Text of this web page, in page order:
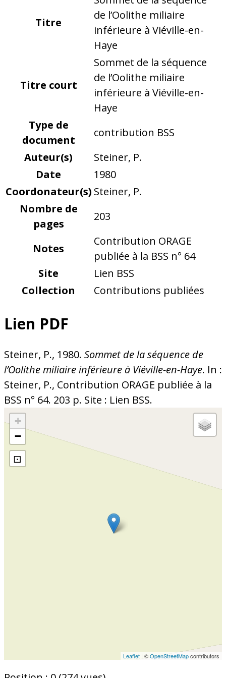
Titre
de l’Oolithe miliaire
inférieure à Viéville-en-
Haye
Titre court
Sommet de la séquence
de l’Oolithe miliaire
inférieure à Viéville-en-
Haye
Type de
document
contribution BSS
Auteur(s)
Steiner, P.
Date
1980
Coordonateur(s) Steiner, P.
Nombre de
pages
203
Notes
Contribution ORAGE
publiée à la BSS n° 64
Site
Lien BSS
Collection
Contributions publiées
Lien PDF
Steiner, P., 1980. Sommet de la séquence de
l’Oolithe miliaire inférieure à Viéville-en-Haye. In :
Steiner, P., Contribution ORAGE publiée à la
BSS n° 64. 203 p. Site : Lien BSS.
+
−
⊡
Leaflet | ©OpenStreetMapcontributors